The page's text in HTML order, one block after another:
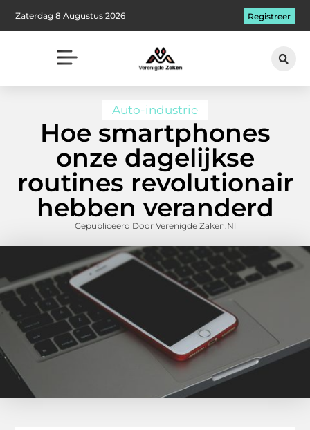
Zaterdag 8 Augustus 2026 Registreer
Auto-industrie
Hoe smartphones
onze dagelijkse
routines revolutionair
hebben veranderd
Gepubliceerd Door Verenigde Zaken.nl